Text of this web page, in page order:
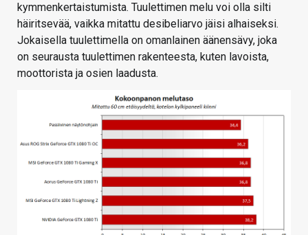
kymmenkertaistumista. Tuulettimen melu voi olla silti
häiritsevää, vaikka mitattu desibeliarvo jäisi alhaiseksi.
Jokaisella tuulettimella on omanlainen äänensävy, joka
on seurausta tuulettimen rakenteesta, kuten lavoista,
moottorista ja osien laadusta.